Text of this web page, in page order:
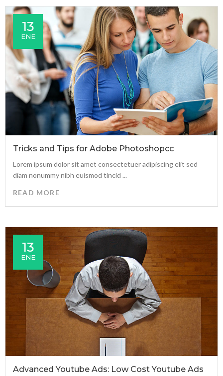
13
ENE
Tricks and Tips for Adobe Photoshopcc
Lorem ipsum dolor sit amet consectetuer adipiscing elit sed
diam nonummy nibh euismod tincid ...
READ MORE
13
ENE
Advanced Youtube Ads: Low Cost Youtube Ads